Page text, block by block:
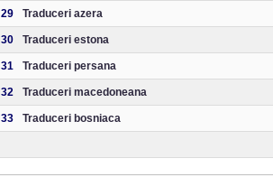
29 Traduceri azera
30 Traduceri estona
31 Traduceri persana
32 Traduceri macedoneana
33 Traduceri bosniaca